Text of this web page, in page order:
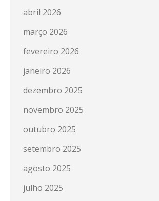
abril 2026
março 2026
fevereiro 2026
janeiro 2026
dezembro 2025
novembro 2025
outubro 2025
setembro 2025
agosto 2025
julho 2025